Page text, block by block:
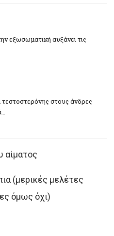
εξωσωματική αυξάνει τις
τεστοστερόνης στους άνδρες
αίματος
(μερικές μελέτες
όμως όχι)